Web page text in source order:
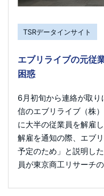
TSRデータインサイト
エブリライブの元従
困惑
6月初旬から連絡が取
信のエブリライブ（株
に大半の従業員を解雇
解雇を通知の際、エブ
予定のため」と説明し
員が東京商工リサーチ